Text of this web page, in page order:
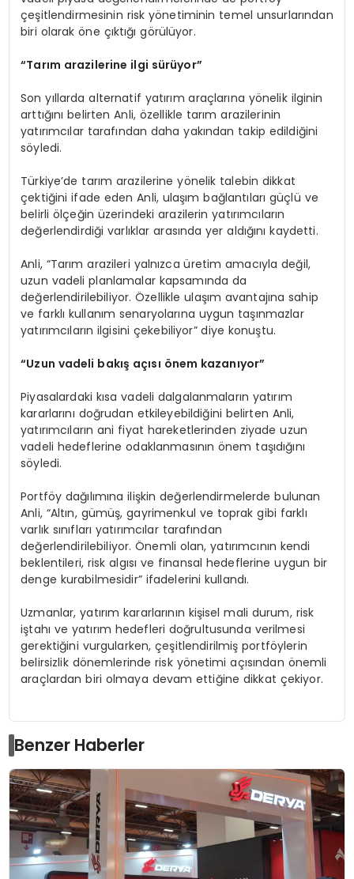
çeşitlendirmesinin risk yönetiminin temel unsurlarından
biri olarak öne çıktığı görülüyor.
“Tarım arazilerine ilgi sürüyor”
Son yıllarda alternatif yatırım araçlarına yönelik ilginin
arttığını belirten Anli, özellikle tarım arazilerinin
yatırımcılar tarafından daha yakından takip edildiğini
söyledi.
Türkiye’de tarım arazilerine yönelik talebin dikkat
çektiğini ifade eden Anli, ulaşım bağlantıları güçlü ve
belirli ölçeğin üzerindeki arazilerin yatırımcıların
değerlendirdiği varlıklar arasında yer aldığını kaydetti.
Anli, “Tarım arazileri yalnızca üretim amacıyla değil,
uzun vadeli planlamalar kapsamında da
değerlendirilebiliyor. Özellikle ulaşım avantajına sahip
ve farklı kullanım senaryolarına uygun taşınmazlar
yatırımcıların ilgisini çekebiliyor” diye konuştu.
“Uzun vadeli bakış açısı önem kazanıyor”
Piyasalardaki kısa vadeli dalgalanmaların yatırım
kararlarını doğrudan etkileyebildiğini belirten Anli,
yatırımcıların ani fiyat hareketlerinden ziyade uzun
vadeli hedeflerine odaklanmasının önem taşıdığını
söyledi.
Portföy dağılımına ilişkin değerlendirmelerde bulunan
Anli, “Altın, gümüş, gayrimenkul ve toprak gibi farklı
varlık sınıfları yatırımcılar tarafından
değerlendirilebiliyor. Önemli olan, yatırımcının kendi
beklentileri, risk algısı ve finansal hedeflerine uygun bir
denge kurabilmesidir” ifadelerini kullandı.
Uzmanlar, yatırım kararlarının kişisel mali durum, risk
iştahı ve yatırım hedefleri doğrultusunda verilmesi
gerektiğini vurgularken, çeşitlendirilmiş portföylerin
belirsizlik dönemlerinde risk yönetimi açısından önemli
araçlardan biri olmaya devam ettiğine dikkat çekiyor.
Benzer Haberler